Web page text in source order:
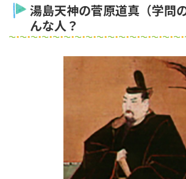
湯島天神の菅原道真（学問
んな人？